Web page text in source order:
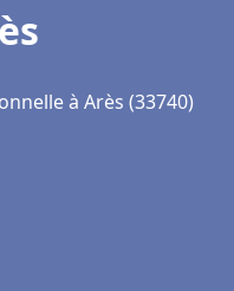
à Arès (33740)